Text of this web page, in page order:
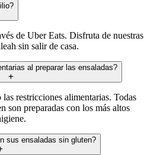
de Uber Eats. Disfruta de nuestras
sin salir de casa.
al preparar las ensaladas?
restricciones alimentarias. Todas
son preparadas con los más altos
sus ensaladas sin gluten?